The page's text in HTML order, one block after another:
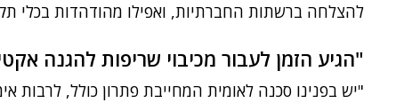
להצלחה ברשתות החברתיות, ואפילו מהודהדות בכלי
"הגיע הזמן לעבור מכיבוי שריפות להגנה
"יש בפנינו סכנה לאומית המחייבת פתרון כולל, לרבות